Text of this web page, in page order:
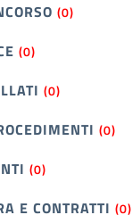
(0)
(0)
(0)
(0)
(0)
E CONTRATTI (0)